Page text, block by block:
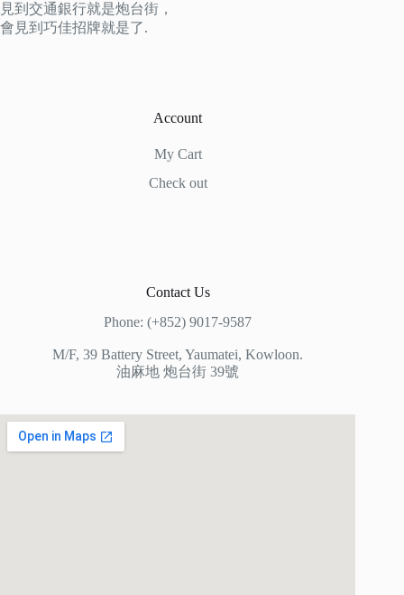
見到交通銀行就是炮台街，
會見到巧佳招牌就是了.
Account
My Cart
Check out
Contact Us
Phone: (+852) 9017-9587
M/F, 39 Battery Street, Yaumatei, Kowloon.
油麻地 炮台街 39號